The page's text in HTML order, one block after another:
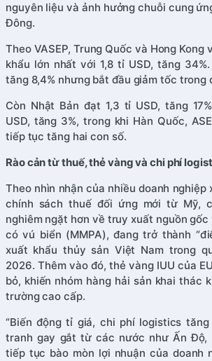
nguyên liệu và ảnh hưởng chuỗi cung
Đông.
Theo VASEP, Trung Quốc và Hong Kong
khẩu lớn nhất với 1,8 tỉ USD, tăng
tăng 8,4% nhưng bắt đầu giảm tốc trong
Còn Nhật Bản đạt 1,3 tỉ USD, tăng
USD, tăng 3%, trong khi Hàn Quốc,
tiếp tục tăng hai con số.
Rào cản từ thuế, thẻ vàng và chi phí
Theo nhìn nhận của nhiều doanh nghiệp
chính sách thuế đối ứng mới từ Mỹ,
nghiêm ngặt hơn về truy xuất nguồn
có vú biển (MMPA), đang trở thành
xuất khẩu thủy sản Việt Nam trong
2026. Thêm vào đó, thẻ vàng IUU của
bỏ, khiến nhóm hàng hải sản khai thác
trường cao cấp.
“Biến động tỉ giá, chi phí logistics
tranh gay gắt từ các nước như Ấn Độ,
tiếp tục bào mòn lợi nhuận của doanh